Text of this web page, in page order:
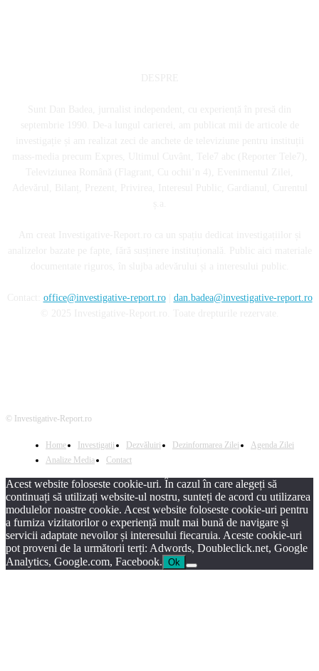
office@investigative-report.ro| dan.badea@investigative-report.ro
© Investigative-Report.ro
Home Investigatii Dezvăluiri Dezinformarea Zilei
Agenda Zilei
Analize Media
Contact
Acest website foloseste cookie-uri. În cazul în care alegeți să
continuați să utilizați website-ul nostru, sunteți de acord cu utilizarea
modulelor noastre cookie. Acest website foloseste cookie-uri pentru
a furniza vizitatorilor o experiență mult mai bună de navigare și
servicii adaptate nevoilor și interesului fiecaruia. Aceste cookie-uri
pot proveni de la următorii terți: Adwords, Doubleclick.net, Google
Analytics, Google.com, Facebook. Ok